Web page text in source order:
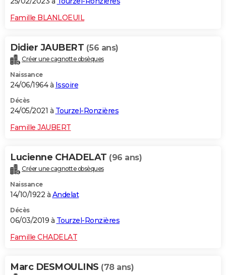
FORUM
Famille BLANLOEUIL
Didier JAUBERT (56 ans)
Créer une cagnotte obsèques
Naissance
24/06/1964 à Issoire
Décès
24/05/2021 à Tourzel-Ronzières
Famille JAUBERT
Lucienne CHADELAT (96 ans)
Créer une cagnotte obsèques
Naissance
14/10/1922 à Andelat
Décès
06/03/2019 à Tourzel-Ronzières
Famille CHADELAT
Marc DESMOULINS (78 ans)